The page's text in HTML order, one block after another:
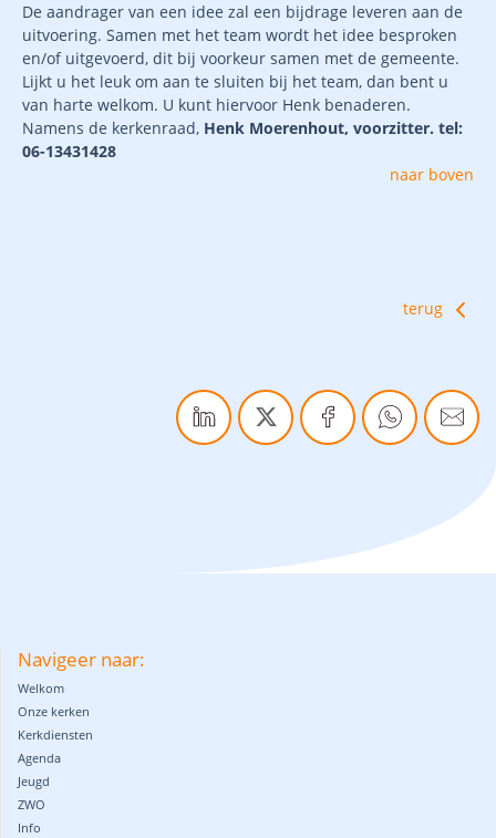
De aandrager van een idee zal een bijdrage leveren aan de
uitvoering. Samen met het team wordt het idee besproken
en/of uitgevoerd, dit bij voorkeur samen met de gemeente.
Lijkt u het leuk om aan te sluiten bij het team, dan bent u
van harte welkom. U kunt hiervoor Henk benaderen.
Namens de kerkenraad, Henk Moerenhout, voorzitter. tel:
06-13431428
naar boven
terug
Navigeer naar:
Welkom
Onze kerken
Kerkdiensten
Agenda
Jeugd
ZWO
Info